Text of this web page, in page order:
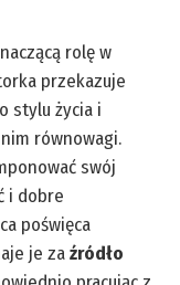
rolę w
przekazuje
stylu życia i
równowagi.
swój
i dobre
poświęca
je zaźródło